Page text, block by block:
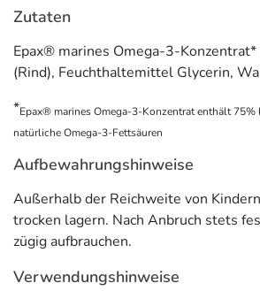
Zutaten
Epax® marines Omega-3-Konzentrat*
(Rind), Feuchthaltemittel Glycerin,
*Epax® marines Omega-3-Konzentrat enthält
natürliche Omega-3-Fettsäuren
Aufbewahrungshinweise
Außerhalb der Reichweite von
trocken lagern. Nach Anbruch stets
zügig aufbrauchen.
Verwendungshinweise